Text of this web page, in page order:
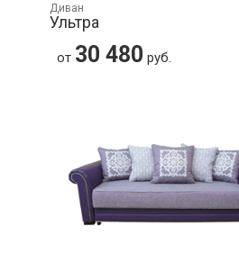
Диван
Ультра
от 30 480 руб.